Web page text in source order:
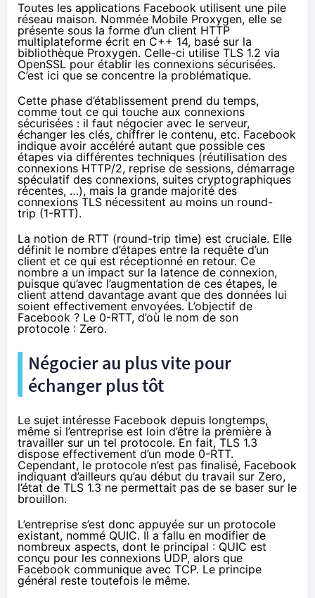
Toutes les applications Facebook utilisent une pile
réseau maison. Nommée Mobile Proxygen, elle se
présente sous la forme d’un client HTTP
multiplateforme écrit en C++ 14, basé sur la
bibliothèque Proxygen. Celle-ci utilise TLS 1.2 via
OpenSSL pour établir les connexions sécurisées.
C’est ici que se concentre la problématique.
Cette phase d’établissement prend du temps,
comme tout ce qui touche aux connexions
sécurisées : il faut négocier avec le serveur,
échanger les clés, chiffrer le contenu, etc. Facebook
indique avoir accéléré autant que possible ces
étapes via différentes techniques (réutilisation des
connexions HTTP/2, reprise de sessions, démarrage
spéculatif des connexions, suites cryptographiques
récentes, …), mais la grande majorité des
connexions TLS nécessitent au moins un round-
trip (1-RTT).
La notion de RTT (round-trip time) est cruciale. Elle
définit le nombre d’étapes entre la requête d’un
client et ce qui est réceptionné en retour. Ce
nombre a un impact sur la latence de connexion,
puisque qu’avec l’augmentation de ces étapes, le
client attend davantage avant que des données lui
soient effectivement envoyées. L’objectif de
Facebook ? Le 0-RTT, d’où le nom de son
protocole : Zero.
Négocier au plus vite pour
échanger plus tôt
Le sujet intéresse Facebook depuis longtemps,
même si l’entreprise est loin d’être la première à
travailler sur un tel protocole. En fait, TLS 1.3
dispose effectivement d’un mode 0-RTT.
Cependant, le protocole n’est pas finalisé, Facebook
indiquant d’ailleurs qu’au début du travail sur Zero,
l’état de TLS 1.3 ne permettait pas de se baser sur le
brouillon.
L’entreprise s’est donc appuyée sur un protocole
existant, nommé QUIC. Il a fallu en modifier de
nombreux aspects, dont le principal : QUIC est
conçu pour les connexions UDP, alors que
Facebook communique avec TCP. Le principe
général reste toutefois le même.